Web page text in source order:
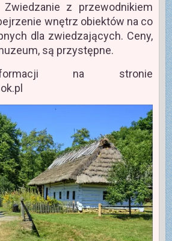
Zwiedzanie z przewodnikiem
wnętrz obiektów na co
dla zwiedzających. Ceny,
są przystępne.
na stronie